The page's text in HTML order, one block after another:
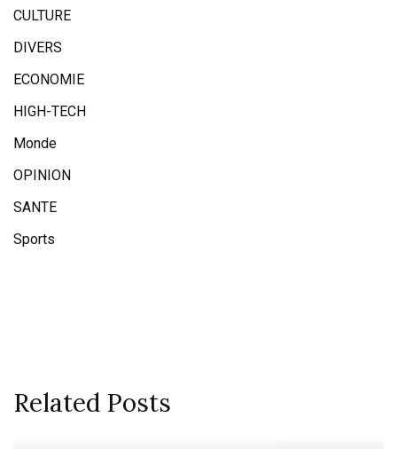
CULTURE
DIVERS
ECONOMIE
HIGH-TECH
Monde
OPINION
SANTE
Sports
Related Posts